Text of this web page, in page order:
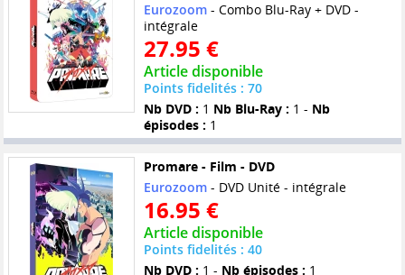
Eurozoom- Combo Blu-Ray + DVD -
intégrale
27.95 €
Article disponible
Points fidelités : 70
Nb DVD : 1 Nb Blu-Ray : 1 - Nb
épisodes : 1
Promare - Film - DVD
Eurozoom- DVD Unité - intégrale
16.95 €
Article disponible
Points fidelités : 40
Nb DVD : 1 - Nb épisodes : 1